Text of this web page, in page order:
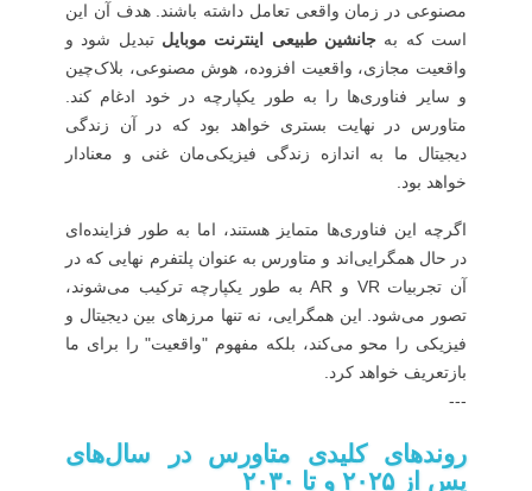
مصنوعی در زمان واقعی تعامل داشته باشند. هدف آن این
است که به جانشین طبیعی اینترنت موبایل تبدیل شود و
واقعیت مجازی، واقعیت افزوده، هوش مصنوعی، بلاک‌چین
و سایر فناوری‌ها را به طور یکپارچه در خود ادغام کند.
متاورس در نهایت بستری خواهد بود که در آن زندگی
دیجیتال ما به اندازه زندگی فیزیکی‌مان غنی و معنادار
خواهد بود.
اگرچه این فناوری‌ها متمایز هستند، اما به طور فزاینده‌ای
در حال همگرایی‌اند و متاورس به عنوان پلتفرم نهایی که در
آن تجربیات VR و AR به طور یکپارچه ترکیب می‌شوند،
تصور می‌شود. این همگرایی، نه تنها مرزهای بین دیجیتال و
فیزیکی را محو می‌کند، بلکه مفهوم "واقعیت" را برای ما
بازتعریف خواهد کرد.
---
روندهای کلیدی متاورس در سال‌های
پس از ۲۰۲۵ و تا ۲۰۳۰